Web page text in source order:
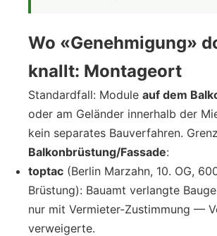
Wo «Genehmigung»
knallt: Montageort
Standardfall: Module auf dem
oder am Geländer innerhalb der
kein separates Bauverfahren.
Balkonbrüstung/Fassade:
toptac (Berlin Marzahn, 10. OG,
Brüstung): Bauamt verlangte
nur mit Vermieter-Zustimmung —
verweigerte.